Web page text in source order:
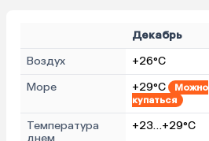
Декабрь
Воздух
+26°C
Море
+29°C
Можно
купаться
Температура
днем
+23…+29°C